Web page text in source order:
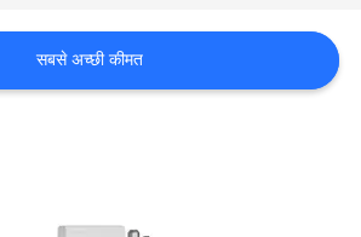
सबसे अच्छी कीमत